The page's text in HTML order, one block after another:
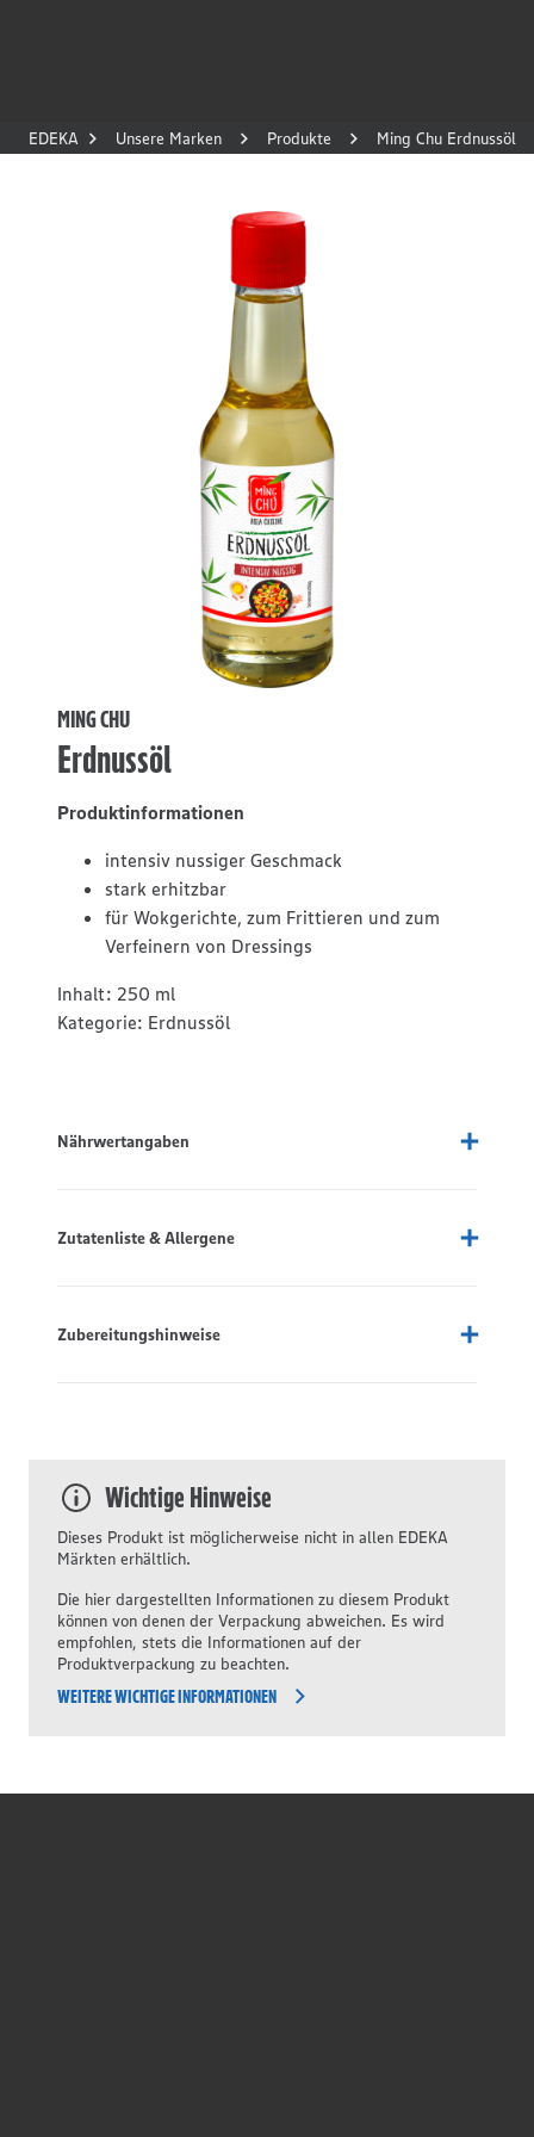
EDEKA Unsere Marken Produkte Ming Chu Erdnussöl
MING CHU
Erdnussöl
Produktinformationen
intensiv nussiger Geschmack
stark erhitzbar
für Wokgerichte, zum Frittieren und zum
Verfeinern von Dressings
Inhalt: 250 ml
Kategorie: Erdnussöl
Nährwertangaben
Zutatenliste & Allergene
Zubereitungshinweise
Wichtige Hinweise
Dieses Produkt ist möglicherweise nicht in allen EDEKA
Märkten erhältlich.
Die hier dargestellten Informationen zu diesem Produkt
können von denen der Verpackung abweichen. Es wird
empfohlen, stets die Informationen auf der
Produktverpackung zu beachten.
WEITERE WICHTIGE INFORMATIONEN